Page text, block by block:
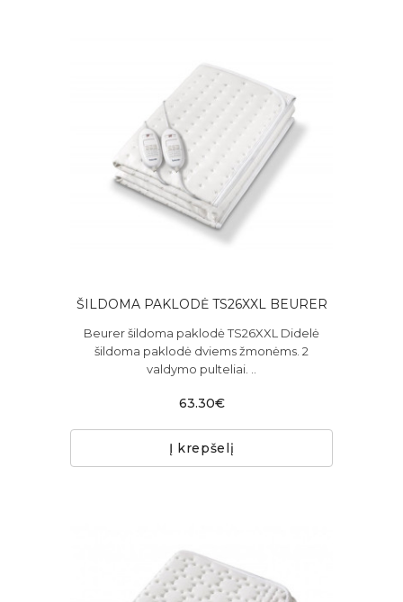
ŠILDOMA PAKLODĖ TS26XXL BEURER
Beurer šildoma paklodė TS26XXL Didelė
šildoma paklodė dviems žmonėms. 2
valdymo pulteliai. ..
63.30€
Į krepšelį